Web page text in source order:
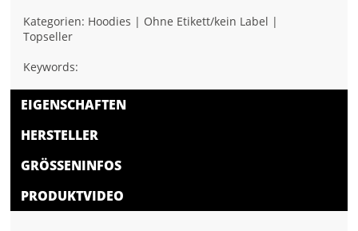
Kategorien: Hoodies | Ohne Etikett/kein Label |
Topseller
Keywords:
EIGENSCHAFTEN
HERSTELLER
GRÖSSENINFOS
PRODUKTVIDEO